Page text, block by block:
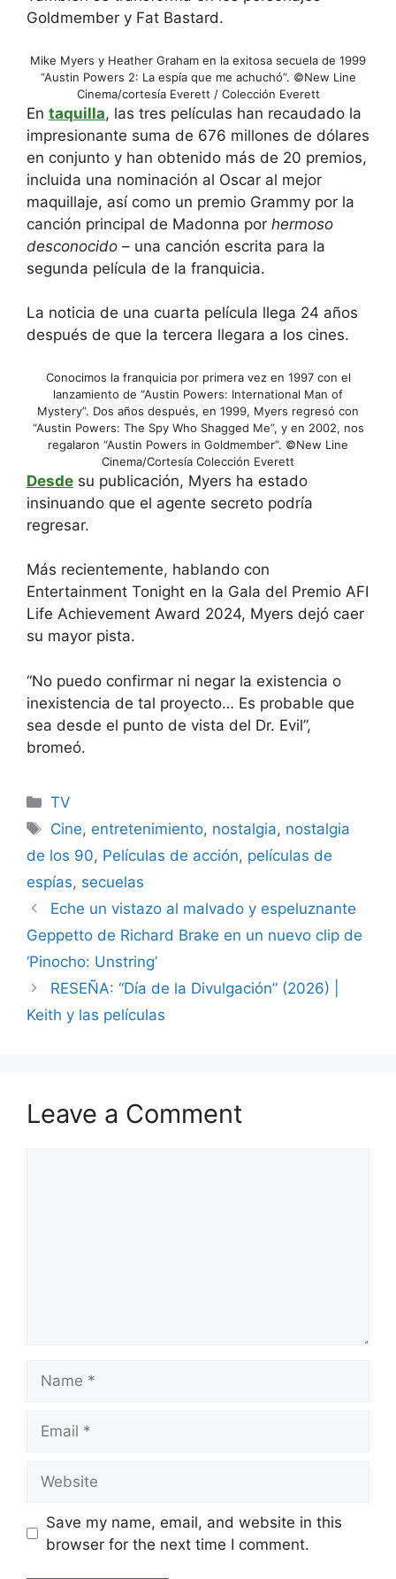
Goldmember y Fat Bastard.
Mike Myers y Heather Graham en la exitosa secuela de 1999
“Austin Powers 2: La espía que me achuchó”. ©New Line
Cinema/cortesía Everett / Colección Everett
En taquilla, las tres películas han recaudado la
impresionante suma de 676 millones de dólares
en conjunto y han obtenido más de 20 premios,
incluida una nominación al Oscar al mejor
maquillaje, así como un premio Grammy por la
canción principal de Madonna por hermoso
desconocido – una canción escrita para la
segunda película de la franquicia.
La noticia de una cuarta película llega 24 años
después de que la tercera llegara a los cines.
Conocimos la franquicia por primera vez en 1997 con el
lanzamiento de “Austin Powers: International Man of
Mystery”. Dos años después, en 1999, Myers regresó con
“Austin Powers: The Spy Who Shagged Me”, y en 2002, nos
regalaron “Austin Powers in Goldmember”. ©New Line
Cinema/Cortesía Colección Everett
Desde su publicación, Myers ha estado
insinuando que el agente secreto podría
regresar.
Más recientemente, hablando con
Entertainment Tonight en la Gala del Premio AFI
Life Achievement Award 2024, Myers dejó caer
su mayor pista.
“No puedo confirmar ni negar la existencia o
inexistencia de tal proyecto… Es probable que
sea desde el punto de vista del Dr. Evil”,
bromeó.
Categories
TV
Tags
Cine, entretenimiento, nostalgia, nostalgia
de los 90, Películas de acción, películas de
espías, secuelas
Eche un vistazo al malvado y espeluznante
Geppetto de Richard Brake en un nuevo clip de
‘Pinocho: Unstring’
RESEÑA: “Día de la Divulgación” (2026) |
Keith y las películas
Leave a Comment
Save my name, email, and website in this
browser for the next time I comment.